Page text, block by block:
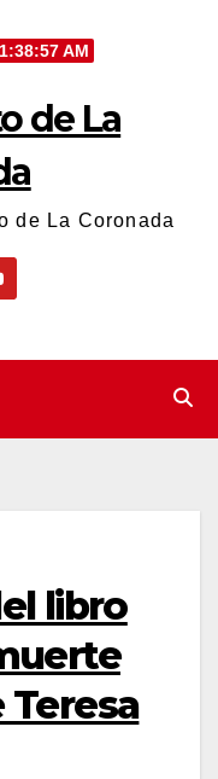
AM
de La
de La Coronada
libro
Teresa